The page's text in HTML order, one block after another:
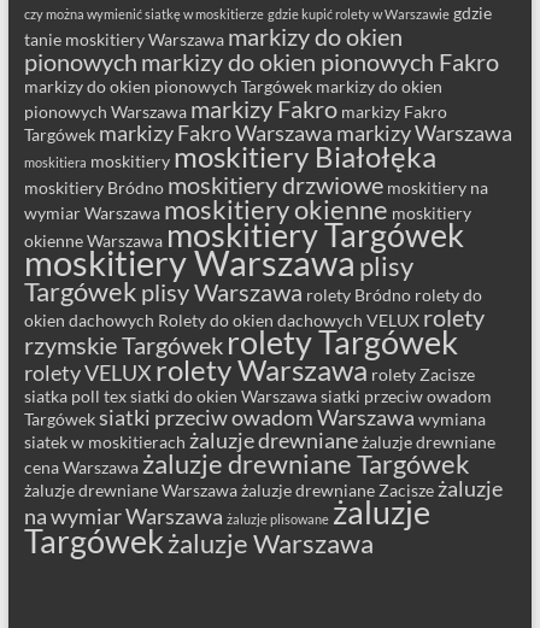
czy można wymienić siatkę w moskitierze gdzie kupić rolety w Warszawie gdzie
tanie moskitiery Warszawa markizy do okien
pionowych markizy do okien pionowych Fakro
markizy do okien pionowych Targówek markizy do okien
pionowych Warszawa markizy Fakro markizy Fakro
Targówek markizy Fakro Warszawa markizy Warszawa
moskitiera moskitiery moskitiery Białołęka
moskitiery Bródno moskitiery drzwiowe moskitiery na
wymiar Warszawa moskitiery okienne moskitiery
okienne Warszawa moskitiery Targówek
moskitiery Warszawa plisy
Targówek plisy Warszawa rolety Bródno rolety do
okien dachowych Rolety do okien dachowych VELUX rolety
rzymskie Targówek rolety Targówek
rolety VELUX rolety Warszawa rolety Zacisze
siatka poll texsiatki do okien Warszawasiatki przeciw owadom
Targóweksiatki przeciw owadom Warszawa wymiana
siatek w moskitierach żaluzje drewnianeżaluzje drewniane
cena Warszawa żaluzje drewniane Targówek
żaluzje drewniane Warszaważaluzje drewniane Zacisze żaluzje
na wymiar Warszawa żaluzje plisowane żaluzje
Targówekżaluzje Warszawa